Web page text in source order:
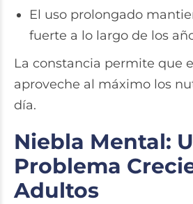
El uso prolongado
fuerte a lo largo de los
La constancia permite que
aproveche al máximo los
día.
Niebla Mental:
Problema
Adultos